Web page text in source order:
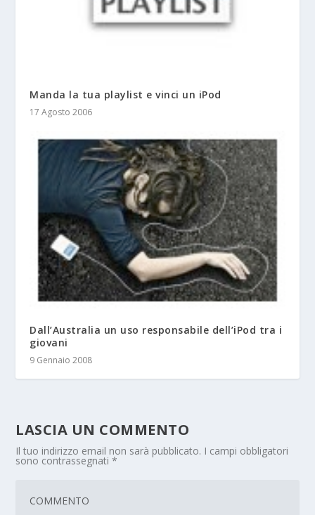
Manda la tua playlist e vinci un iPod
17 Agosto 2006
Dall’Australia un uso responsabile dell’iPod tra i
giovani
9 Gennaio 2008
LASCIA UN COMMENTO
Il tuo indirizzo email non sarà pubblicato. I campi obbligatori
sono contrassegnati*